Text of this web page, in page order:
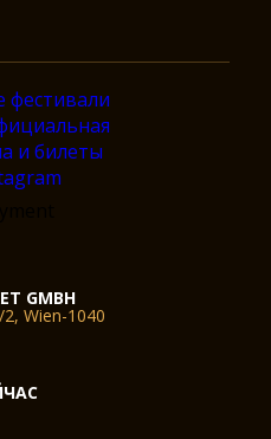
GMBH
Wien-1040